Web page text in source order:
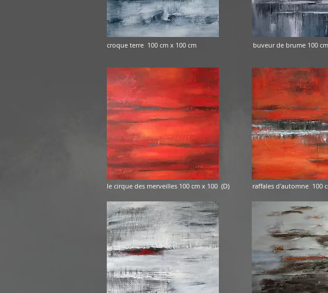
croque terre 100 cm x 100 cm buveur de brume 100
le cirque des merveilles 100 cm x 100 (D) raffales